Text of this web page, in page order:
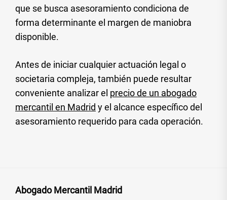
que se busca asesoramiento condiciona de
forma determinante el margen de maniobra
disponible.
Antes de iniciar cualquier actuación legal o
societaria compleja, también puede resultar
conveniente analizar el precio de un abogado
mercantil en Madrid y el alcance específico del
asesoramiento requerido para cada operación.
Abogado Mercantil Madrid